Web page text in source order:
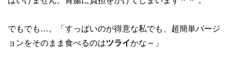
でもでも…。「すっぱいのが得意な私でも、超簡単バージ
ョンをそのまま食べるのはツライかな～」